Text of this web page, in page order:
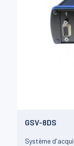
GSV-8DS
Système